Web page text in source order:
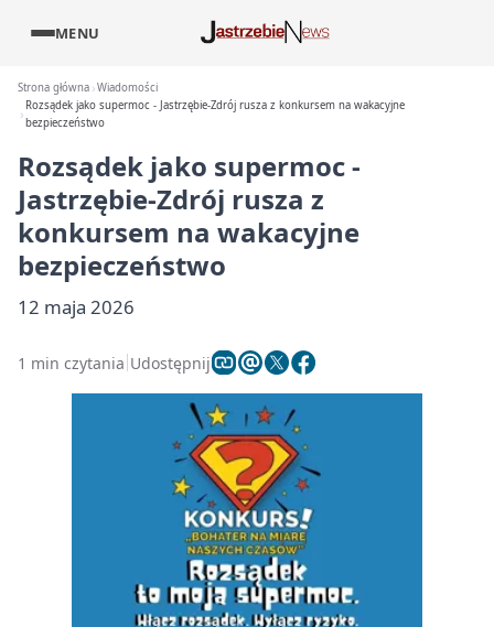
MENU
Strona główna Wiadomości
Rozsądek jako supermoc - Jastrzębie-Zdrój rusza z konkursem na wakacyjne
bezpieczeństwo
Rozsądek jako supermoc -
Jastrzębie-Zdrój rusza z
konkursem na wakacyjne
bezpieczeństwo
12 maja 2026
1 min czytania Udostępnij